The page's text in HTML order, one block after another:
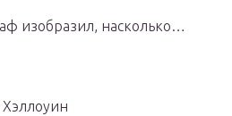
изобразил, насколько…